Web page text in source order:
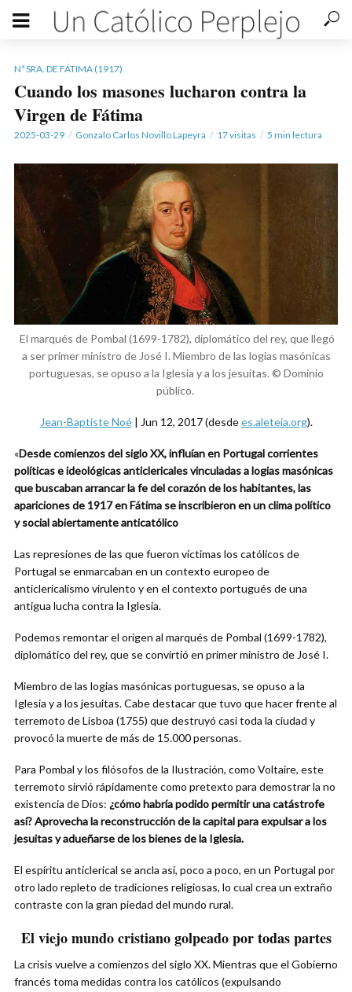
Nª SRA. DE FÁTIMA (1917)
Cuando los masones lucharon contra la
Virgen de Fátima
2025-03-29 Gonzalo Carlos Novillo Lapeyra 17 visitas 5 min lectura
El marqués de Pombal (1699-1782), diplomático del rey, que llegó
a ser primer ministro de José I. Miembro de las logias masónicas
portuguesas, se opuso a la Iglesia y a los jesuitas. © Dominio
público.
Jean-Baptiste Noé| Jun 12, 2017 (desdees.aleteia.org).
«Desde comienzos del siglo XX, influían en Portugal corrientes
políticas e ideológicas anticlericales vinculadas a logias masónicas
que buscaban arrancar la fe del corazón de los habitantes, las
apariciones de 1917 en Fátima se inscribieron en un clima político
y social abiertamente anticatólico
Las represiones de las que fueron víctimas los católicos de
Portugal se enmarcaban en un contexto europeo de
anticlericalismo virulento y en el contexto portugués de una
antigua lucha contra la Iglesia.
Podemos remontar el origen al marqués de Pombal (1699-1782),
diplomático del rey, que se convirtió en primer ministro de José I.
Miembro de las logias masónicas portuguesas, se opuso a la
Iglesia y a los jesuitas. Cabe destacar que tuvo que hacer frente al
terremoto de Lisboa (1755) que destruyó casi toda la ciudad y
provocó la muerte de más de 15.000 personas.
Para Pombal y los filósofos de la Ilustración, como Voltaire, este
terremoto sirvió rápidamente como pretexto para demostrar la no
existencia de Dios: ¿cómo habría podido permitir una catástrofe
así? Aprovecha la reconstrucción de la capital para expulsar a los
jesuitas y adueñarse de los bienes de la Iglesia.
El espíritu anticlerical se ancla así, poco a poco, en un Portugal por
otro lado repleto de tradiciones religiosas, lo cual crea un extraño
contraste con la gran piedad del mundo rural.
El viejo mundo cristiano golpeado por todas partes
La crisis vuelve a comienzos del siglo XX. Mientras que el Gobierno
francés toma medidas contra los católicos (expulsando